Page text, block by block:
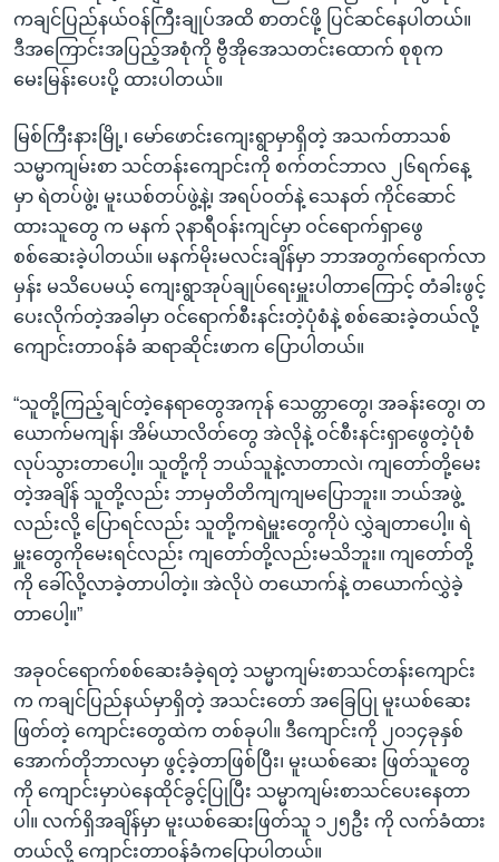
ကချင်ပြည်နယ်ဝန်ကြီးချုပ်အထိ စာတင်ဖို့ ပြင်ဆင်နေပါတယ်။
ဒီအကြောင်းအပြည့်အစုံကို ဗွီအိုအေသတင်းထောက် စုစုက
မေးမြန်းပေးပို့ ထားပါတယ်။
မြစ်ကြီးနားမြို့၊ မော်ဖောင်းကျေးရွာမှာရှိတဲ့ အသက်တာသစ်
သမ္မာကျမ်းစာ သင်တန်းကျောင်းကို စက်တင်ဘာလ ၂၆ရက်နေ့
မှာ ရဲတပ်ဖွဲ့၊ မူးယစ်တပ်ဖွဲ့နဲ့၊ အရပ်ဝတ်နဲ့ သေနတ် ကိုင်ဆောင်
ထားသူတွေ က မနက် ၃နာရီဝန်းကျင်မှာ ဝင်ရောက်ရှာဖွေ
စစ်ဆေးခဲ့ပါတယ်။ မနက်မိုးမလင်းချိန်မှာ ဘာအတွက်ရောက်လာ
မှန်း မသိပေမယ့် ကျေးရွာအုပ်ချုပ်ရေးမှူးပါတာကြောင့် တံခါးဖွင့်
ပေးလိုက်တဲ့အခါမှာ ဝင်ရောက်စီးနင်းတဲ့ပုံစံနဲ့ စစ်ဆေးခဲ့တယ်လို့
ကျောင်းတာဝန်ခံ ဆရာဆိုင်းဖာက ပြောပါတယ်။
“သူတို့ကြည့်ချင်တဲ့နေရာတွေအကုန် သေတ္တာတွေ၊ အခန်းတွေ၊ တ
ယောက်မကျန်၊ အိမ်ယာလိတ်တွေ အဲလိုနဲ့ ဝင်စီးနင်းရှာဖွေတဲ့ပုံစံ
လုပ်သွားတာပေါ့။ သူတို့ကို ဘယ်သူနဲ့လာတာလဲ၊ ကျတော်တို့မေး
တဲ့အချိန် သူတို့လည်း ဘာမှတိတိကျကျမပြောဘူး။ ဘယ်အဖွဲ့
လည်းလို့ ပြောရင်လည်း သူတို့ကရဲမှူးတွေကိုပဲ လွှဲချတာပေါ့။ ရဲ
မှူးတွေကိုမေးရင်လည်း ကျတော်တို့လည်းမသိဘူး။ ကျတော်တို့
ကို ခေါ်လို့လာခဲ့တာပါတဲ့။ အဲလိုပဲ တယောက်နဲ့ တယောက်လွှဲခဲ့
တာပေါ့။”
အခုဝင်ရောက်စစ်ဆေးခံခဲ့ရတဲ့ သမ္မာကျမ်းစာသင်တန်းကျောင်း
က ကချင်ပြည်နယ်မှာရှိတဲ့ အသင်းတော် အခြေပြု မူးယစ်ဆေး
ဖြတ်တဲ့ ကျောင်းတွေထဲက တစ်ခုပါ။ ဒီကျောင်းကို ၂၀၁၄ခုနှစ်
အောက်တိုဘာလမှာ ဖွင့်ခဲ့တာဖြစ်ပြီး၊ မူးယစ်ဆေး ဖြတ်သူတွေ
ကို ကျောင်းမှာပဲနေထိုင်ခွင့်ပြုပြီး သမ္မာကျမ်းစာသင်ပေးနေတာ
ပါ။ လက်ရှိအချိန်မှာ မူးယစ်ဆေးဖြတ်သူ ၁၂၅ဦး ကို လက်ခံထား
တယ်လို့ ကျောင်းတာဝန်ခံကပြောပါတယ်။